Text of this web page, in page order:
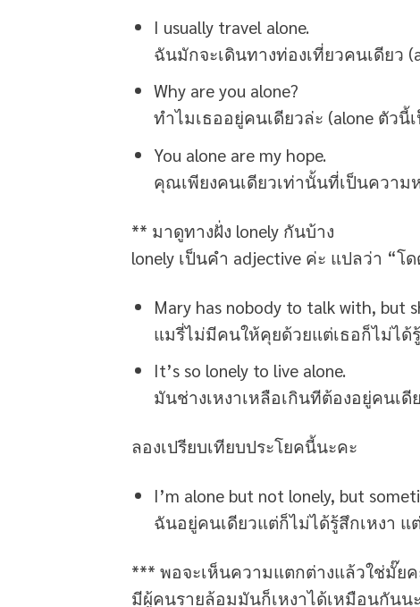
I usually travel alone.
ฉันมักจะเดินทางท่องเที่ยวคนเดียว
Why are you alone?
ทำไมเธออยู่คนเดียวล่ะ (alone ตัวนี้
You alone are my hope.
คุณเพียงคนเดียวเท่านั้นที่เป็นความ
** มาดูทางฝั่ง lonely กันบ้าง
lonely เป็นคำ adjective ค่ะ แปลว่า “โ
Mary has nobody to talk with, but
แมรี่ไม่มีคนให้คุยด้วยแต่เธอก็ไม่ได้
It’s so lonely to live alone.
มันช่างเหงาเหลือเกินทีต้องอยู่คนเดี
ลองเปรียบเทียบประโยคนี้นะคะ
I’m alone but not lonely, but
ฉันอยู่คนเดียวแต่ก็ไม่ได้รู้สึกเหงา
*** พอจะเห็นความแตกต่างแล้วใช่มั๊ย
มีผู้คนรายล้อมมันก็เหงาได้เหมือนกันน